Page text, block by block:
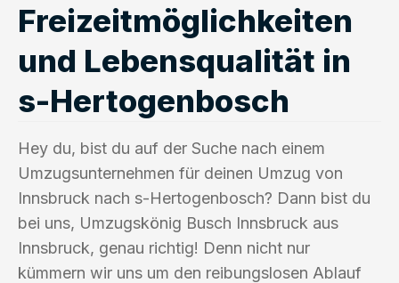
Freizeitmöglichkeiten
und Lebensqualität in
s-Hertogenbosch
Hey du, bist du auf der Suche nach einem
Umzugsunternehmen für deinen Umzug von
Innsbruck nach s-Hertogenbosch? Dann bist du
bei uns, Umzugskönig Busch Innsbruck aus
Innsbruck, genau richtig! Denn nicht nur
kümmern wir uns um den reibungslosen Ablauf